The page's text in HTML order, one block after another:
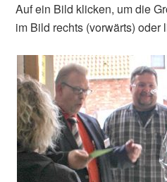
Auf ein Bild klicken, um die
im Bild rechts (vorwärts) oder